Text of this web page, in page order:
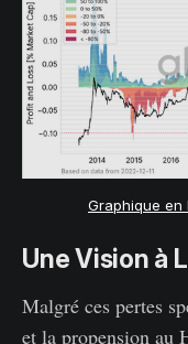
Graphique en
Une Vision à
Malgré ces pertes
et la propension au